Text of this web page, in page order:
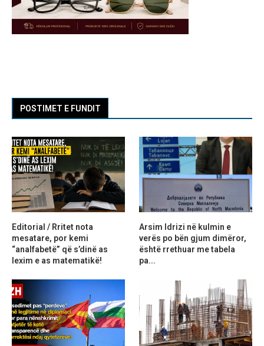
POSTIMET E FUNDIT
Editorial / Rritet nota
mesatare, por kemi
“analfabetë” që s’dinë as
lexim e as matematikë!
Arsim Idrizi në kulmin e
verës po bën gjum dimëror,
është rrethuar me tabela
pa...